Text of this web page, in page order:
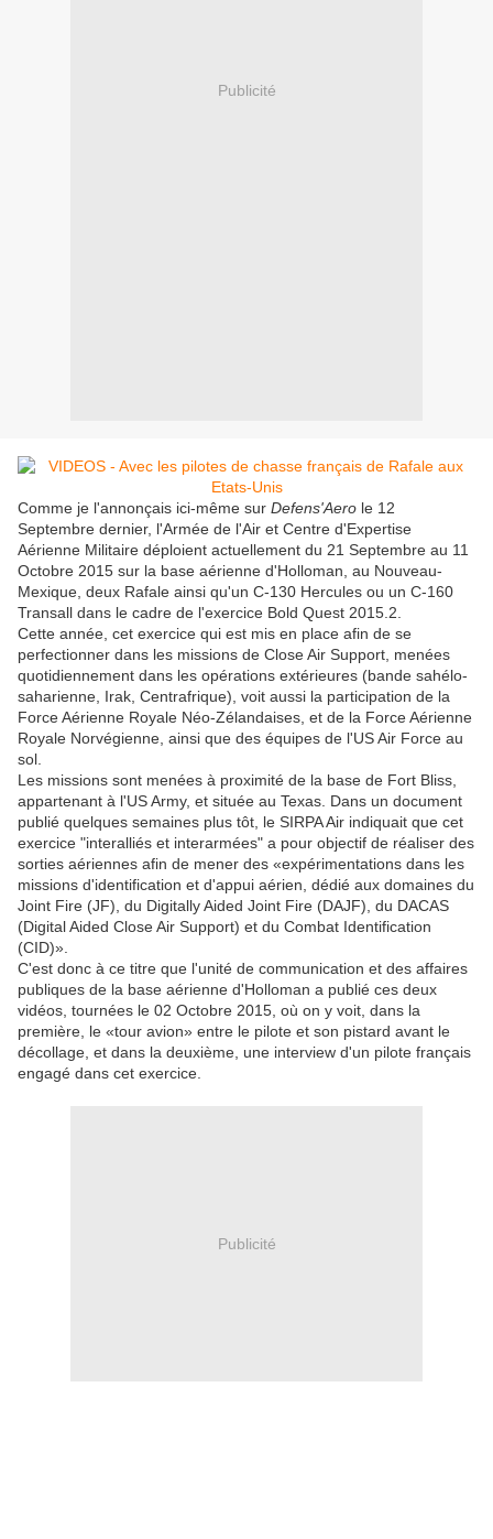
Publicité
Comme je l'annonçais ici-même sur Defens'Aero le 12
Septembre dernier, l'Armée de l'Air et Centre d'Expertise
Aérienne Militaire déploient actuellement du 21 Septembre au 11
Octobre 2015 sur la base aérienne d'Holloman, au Nouveau-
Mexique, deux Rafale ainsi qu'un C-130 Hercules ou un C-160
Transall dans le cadre de l'exercice Bold Quest 2015.2.
Cette année, cet exercice qui est mis en place afin de se
perfectionner dans les missions de Close Air Support, menées
quotidiennement dans les opérations extérieures (bande sahélo-
saharienne, Irak, Centrafrique), voit aussi la participation de la
Force Aérienne Royale Néo-Zélandaises, et de la Force Aérienne
Royale Norvégienne, ainsi que des équipes de l'US Air Force au
sol.
Les missions sont menées à proximité de la base de Fort Bliss,
appartenant à l'US Army, et située au Texas. Dans un document
publié quelques semaines plus tôt, le SIRPA Air indiquait que cet
exercice "interalliés et interarmées" a pour objectif de réaliser des
sorties aériennes afin de mener des «expérimentations dans les
missions d'identification et d'appui aérien, dédié aux domaines du
Joint Fire (JF), du Digitally Aided Joint Fire (DAJF), du DACAS
(Digital Aided Close Air Support) et du Combat Identification
(CID)».
C'est donc à ce titre que l'unité de communication et des affaires
publiques de la base aérienne d'Holloman a publié ces deux
vidéos, tournées le 02 Octobre 2015, où on y voit, dans la
première, le «tour avion» entre le pilote et son pistard avant le
décollage, et dans la deuxième, une interview d'un pilote français
engagé dans cet exercice.
Publicité